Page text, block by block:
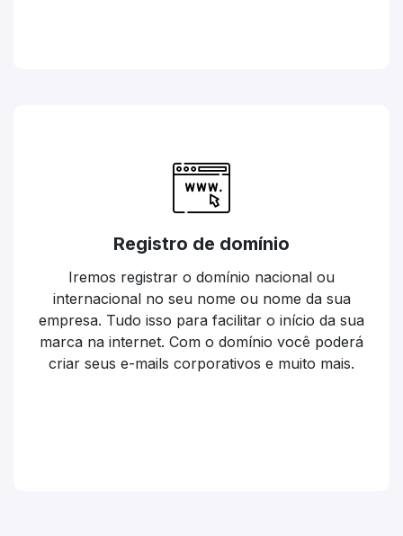
Registro de domínio
Iremos registrar o domínio nacional ou
internacional no seu nome ou nome da sua
empresa. Tudo isso para facilitar o início da sua
marca na internet. Com o domínio você poderá
criar seus e-mails corporativos e muito mais.